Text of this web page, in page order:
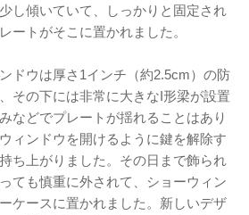
し傾いていて、しっかりと固定され
ートがそこに置かれました。
ドウは厚さ1インチ（約2.5cm）の防
その下には非常に大きなI形梁が設置
などでプレートが揺れることはあり
ィンドウを開けるように鍵を解除す
ち上がりました。その日まで飾られ
ても慎重に外されて、ショーウィン
ケースに置かれました。新しいデザ